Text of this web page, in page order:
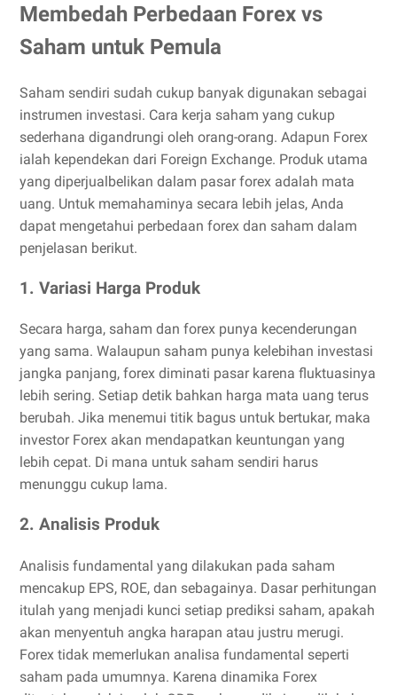
Membedah Perbedaan Forex vs
Saham untuk Pemula
Saham sendiri sudah cukup banyak digunakan sebagai
instrumen investasi. Cara kerja saham yang cukup
sederhana digandrungi oleh orang-orang. Adapun Forex
ialah kependekan dari Foreign Exchange. Produk utama
yang diperjualbelikan dalam pasar forex adalah mata
uang. Untuk memahaminya secara lebih jelas, Anda
dapat mengetahui perbedaan forex dan saham dalam
penjelasan berikut.
1. Variasi Harga Produk
Secara harga, saham dan forex punya kecenderungan
yang sama. Walaupun saham punya kelebihan investasi
jangka panjang, forex diminati pasar karena fluktuasinya
lebih sering. Setiap detik bahkan harga mata uang terus
berubah. Jika menemui titik bagus untuk bertukar, maka
investor Forex akan mendapatkan keuntungan yang
lebih cepat. Di mana untuk saham sendiri harus
menunggu cukup lama.
2. Analisis Produk
Analisis fundamental yang dilakukan pada saham
mencakup EPS, ROE, dan sebagainya. Dasar perhitungan
itulah yang menjadi kunci setiap prediksi saham, apakah
akan menyentuh angka harapan atau justru merugi.
Forex tidak memerlukan analisa fundamental seperti
saham pada umumnya. Karena dinamika Forex